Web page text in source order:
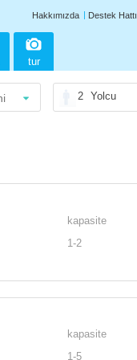
Hakkımızda Destek Hattı
tur
2 Yolcu
kapasite
1-2
kapasite
1-5